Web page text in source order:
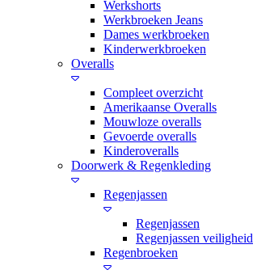
Werkshorts
Werkbroeken Jeans
Dames werkbroeken
Kinderwerkbroeken
Overalls
Compleet overzicht
Amerikaanse Overalls
Mouwloze overalls
Gevoerde overalls
Kinderoveralls
Doorwerk & Regenkleding
Regenjassen
Regenjassen
Regenjassen veiligheid
Regenbroeken